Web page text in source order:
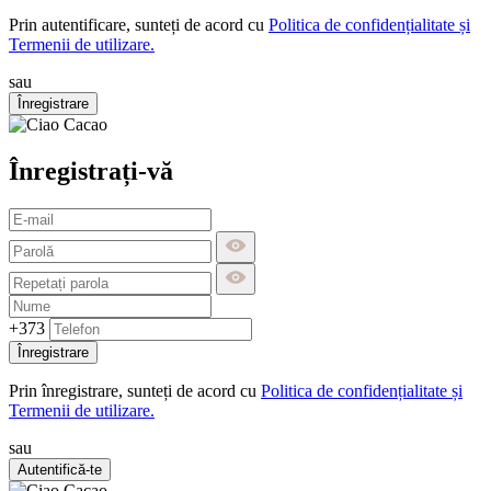
Prin autentificare, sunteți de acord cu Politica de confidențialitate și
Termenii de utilizare.
sau
Înregistrare
Înregistrați-vă
+373
Înregistrare
Prin înregistrare, sunteți de acord cu Politica de confidențialitate și
Termenii de utilizare.
sau
Autentifică-te